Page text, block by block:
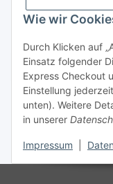
Wie wir
Durch Klicken auf
Einsatz folgender
Express Checkout
Einstellung
unten). Weitere
in unserer
Impressum
Gesetzliche
* Alle Preise zzgl.